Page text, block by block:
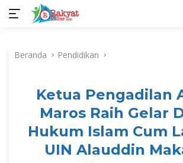
kontenBeranda Pendidikan
Ketua Pengadilan
Maros Raih Gelar
Hukum Islam Cum
UIN Alauddin